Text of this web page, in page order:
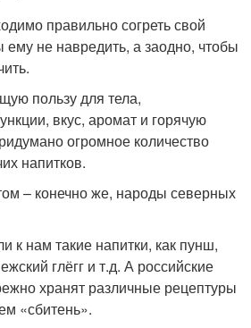
правильно согреть свой
ему не навредить, а заодно, чтобы
пользу для тела,
вкус, аромат и горячую
огромное количество
напитков.
– конечно же, народы северных
к нам такие напитки, как пунш,
глёгг и т.д. А российские
хранят различные рецептуры
«сбитень».